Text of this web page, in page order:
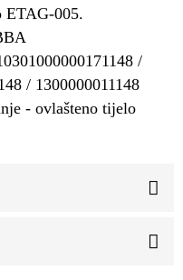
ETAG-005.
/
/ 1300000011148
- ovlašteno tijelo